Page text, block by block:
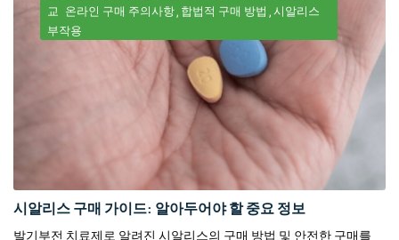
교 온라인 구매 주의사항 합법적 구매 방법 시알리스
부작용
시알리스 구매 가이드: 알아두어야 할 중요 정보
발기부전 치료제로 알려진 시알리스의 구매 방법 및 안전한 구매를